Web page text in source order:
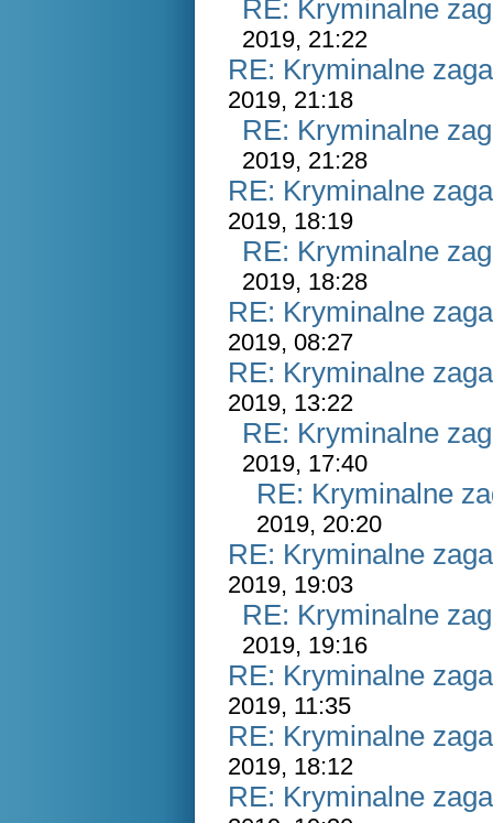
RE: Kryminalne
2019, 21:22
RE: Kryminalne
2019, 21:18
RE: Kryminalne
2019, 21:28
RE: Kryminalne
2019, 18:19
RE: Kryminalne
2019, 18:28
RE: Kryminalne
2019, 08:27
RE: Kryminalne
2019, 13:22
RE: Kryminalne
2019, 17:40
RE: Kryminalne
2019, 20:20
RE: Kryminalne
2019, 19:03
RE: Kryminalne
2019, 19:16
RE: Kryminalne
2019, 11:35
RE: Kryminalne
2019, 18:12
RE: Kryminalne